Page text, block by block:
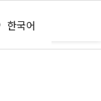
한국어